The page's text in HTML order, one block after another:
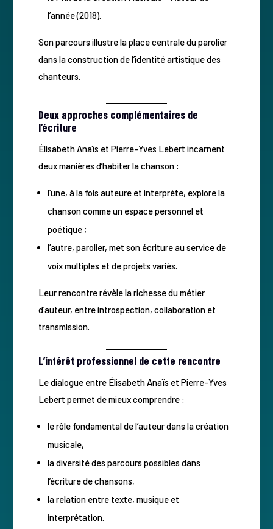
l’année (2018).
Son parcours illustre la place centrale du parolier
dans la construction de l’identité artistique des
chanteurs.
Deux approches complémentaires de
l’écriture
Élisabeth Anaïs et Pierre-Yves Lebert incarnent
deux manières d’habiter la chanson :
l’une, à la fois auteure et interprète, explore la
chanson comme un espace personnel et
poétique ;
l’autre, parolier, met son écriture au service de
voix multiples et de projets variés.
Leur rencontre révèle la richesse du métier
d’auteur, entre introspection, collaboration et
transmission.
L’intérêt professionnel de cette rencontre
Le dialogue entre Élisabeth Anaïs et Pierre-Yves
Lebert permet de mieux comprendre :
le rôle fondamental de l’auteur dans la création
musicale,
la diversité des parcours possibles dans
l’écriture de chansons,
la relation entre texte, musique et
interprétation.